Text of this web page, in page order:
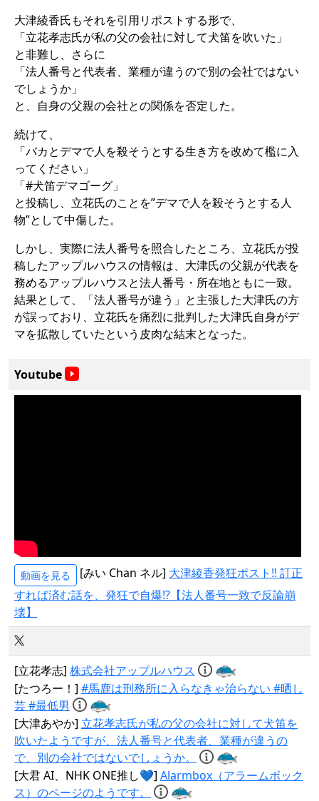
大津綾香氏もそれを引用リポストする形で、
「立花孝志氏が私の父の会社に対して犬笛を吹いた」
と非難し、さらに
「法人番号と代表者、業種が違うので別の会社ではない
でしょうか」
と、自身の父親の会社との関係を否定した。
続けて、
「バカとデマで人を殺そうとする生き方を改めて檻に入
ってください」
「#犬笛デマゴーグ」
と投稿し、立花氏のことを”デマで人を殺そうとする人
物”として中傷した。
しかし、実際に法人番号を照合したところ、立花氏が投
稿したアップルハウスの情報は、大津氏の父親が代表を
務めるアップルハウスと法人番号・所在地ともに一致。
結果として、「法人番号が違う」と主張した大津氏の方
が誤っており、立花氏を痛烈に批判した大津氏自身がデ
マを拡散していたという皮肉な結末となった。
Youtube
動画を見る [みい Chan ネル] 大津綾香発狂ポスト‼ 訂正
すれば済む話を、発狂で自爆⁉【法人番号一致で反論崩
壊】
[立花孝志] 株式会社アップルハウス
[たつろー！] #馬鹿は刑務所に入らなきゃ治らない #晒し
芸 #最低男
[大津あやか] 立花孝志氏が私の父の会社に対して犬笛を
吹いたようですが、法人番号と代表者、業種が違うの
で、別の会社ではないでしょうか。
[大君 AI、NHK ONE推し💙] Alarmbox（アラームボック
ス）のページのようです。